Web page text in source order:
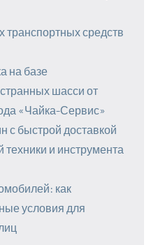
средств
на базе
шасси от
«Чайка-Сервис»
с быстрой доставкой
техники и инструмента
как
условия для